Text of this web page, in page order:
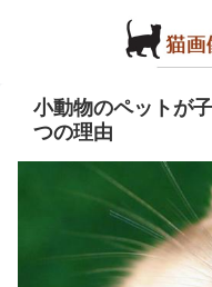
小動物のペットが
つの理由